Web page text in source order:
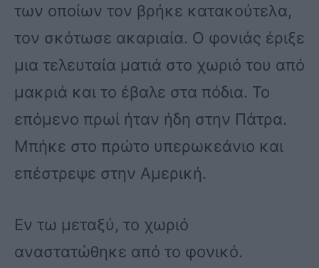
των οποίων τον βρήκε κατακούτελα,
τον σκότωσε ακαριαία. Ο φονιάς έριξε
μια τελευταία ματιά στο χωριό του από
μακριά και το έβαλε στα πόδια. Το
επόμενο πρωί ήταν ήδη στην Πάτρα.
Μπήκε στο πρώτο υπερωκεάνιο και
επέστρεψε στην Αμερική.
Εν τω μεταξύ, το χωριό
αναστατώθηκε από το φονικό.